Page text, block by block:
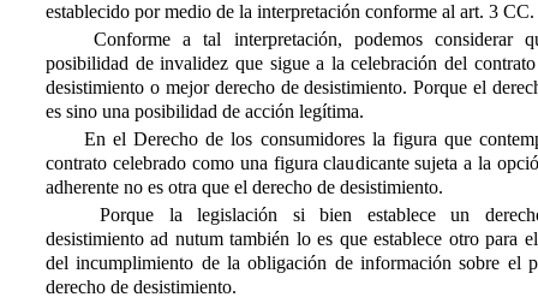
establecido por medio de la interpretación conforme al art. 3 CC.
Conforme a tal interpretación, podemos considerar
posibilidad de invalidez que sigue a la celebración del
desistimiento o mejor derecho de desistimiento. Porque el
es sino una posibilidad de acción legítima.
En el Derecho de los consumidores la figura que
contrato celebrado como una figura claudicante sujeta a la
adherente no es otra que el derecho de desistimiento.
Porque la legislación si bien establece un
desistimiento ad nutum también lo es que establece otro para
del incumplimiento de la obligación de información sobre el
derecho de desistimiento.